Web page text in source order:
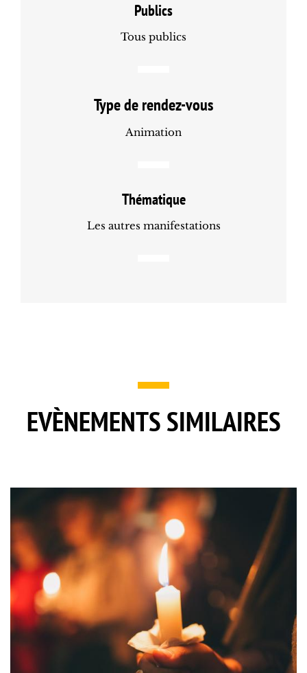
Publics
Tous publics
Type de rendez-vous
Animation
Thématique
Les autres manifestations
EVÈNEMENTS SIMILAIRES